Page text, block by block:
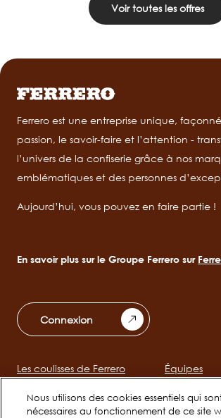
Voir toutes les offres
Ferrero est une entreprise unique,
passion, le savoir-faire et l’attention -
l’univers de la confiserie grâce à nos
emblématiques et des personnes
Aujourd’hui, vous pouvez en faire partie !
En savoir plus sur le Groupe Ferrero sur
Connexion
Main
navigation
Les coulisses de Ferrero Équipes
Jeunes talents
Nous utilisons des cookies essentiels qui
nécessaires au fonctionnement de ce site